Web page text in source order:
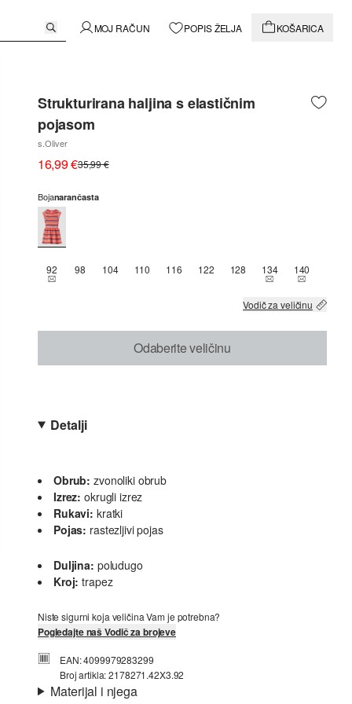
MOJ RAČUN POPIS ŽELJA KOŠARICA
Strukturirana haljina s elastičnim
pojasom
s.Oliver
16,99 €35,99 €
Bojanarančasta
92THIS SIZE IS CURRENTLY OUT OF STOCK
98 104 110 116 122 128 134THIS SIZE IS
140THIS SIZE
Vodič za veličinu
Odaberite veličinu
Detalji
Obrub: zvonoliki obrub
Izrez: okrugli izrez
Rukavi: kratki
Pojas: rastezljivi pojas
Duljina: poludugo
Kroj: trapez
Niste sigurni koja veličina Vam je potrebna?
Pogledajte naš Vodič za brojeve
EAN: 4099979283299
Broj artikla: 2178271.42X3.92
Materijal i njega